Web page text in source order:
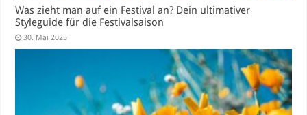
Was zieht man auf ein Festival an? Dein ultimativer
Styleguide für die Festivalsaison
30. Mai 2025